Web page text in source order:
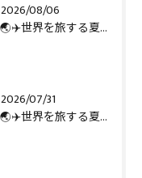
2026/08/06
【🌏✈️世界を旅する夏休み第3弾】
2026/07/31
【🌏✈️世界を旅する夏休み第二弾】